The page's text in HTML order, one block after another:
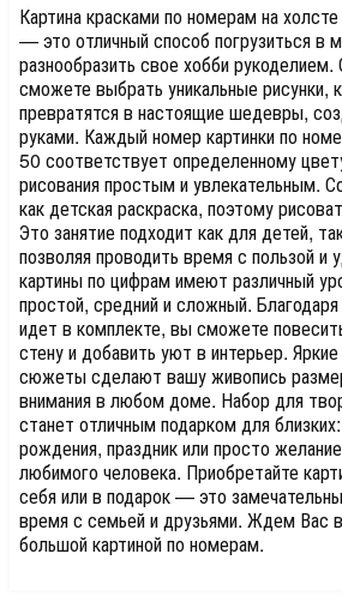
Картина красками по номерам на
— это отличный способ погрузиться в
разнообразить свое хобби
сможете выбрать уникальные рисунки,
превратятся в настоящие шедевры,
руками. Каждый номер картинки по
50 соответствует определенному
рисования простым и увлекательным.
как детская раскраска, поэтому
Это занятие подходит как для детей,
позволяя проводить время с пользой
картины по цифрам имеют различный
простой, средний и сложный.
идет в комплекте, вы сможете
стену и добавить уют в интерьер.
сюжеты сделают вашу живопись
внимания в любом доме. Набор для
станет отличным подарком для
рождения, праздник или просто
любимого человека. Приобретайте
себя или в подарок — это
время с семьей и друзьями. Ждем Вас
большой картиной по номерам.